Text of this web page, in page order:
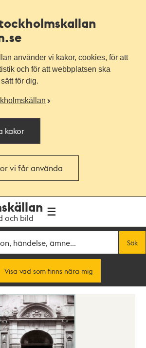
använder vi kakor, cookies, för att
och för att webbplatsen ska
för dig.
kakor
vi får använda
och bild
Sök
Visa vad som finns nära mig